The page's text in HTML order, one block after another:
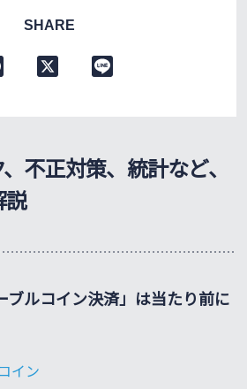
SHARE
o
o
k
不正対策、統計など、
説
ブルコイン決済」は当たり前に
イン